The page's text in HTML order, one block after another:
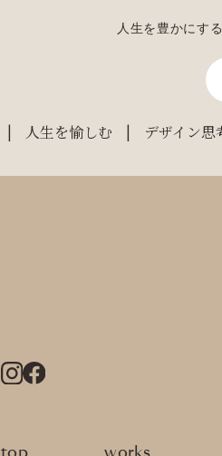
人生を豊かにす
人生を愉しむ デザイン思